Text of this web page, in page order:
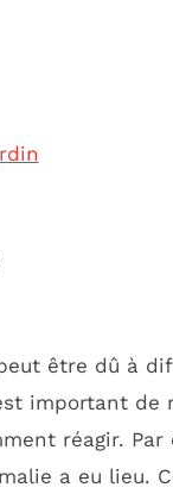
être dû à
important de
réagir. Par
a eu lieu.